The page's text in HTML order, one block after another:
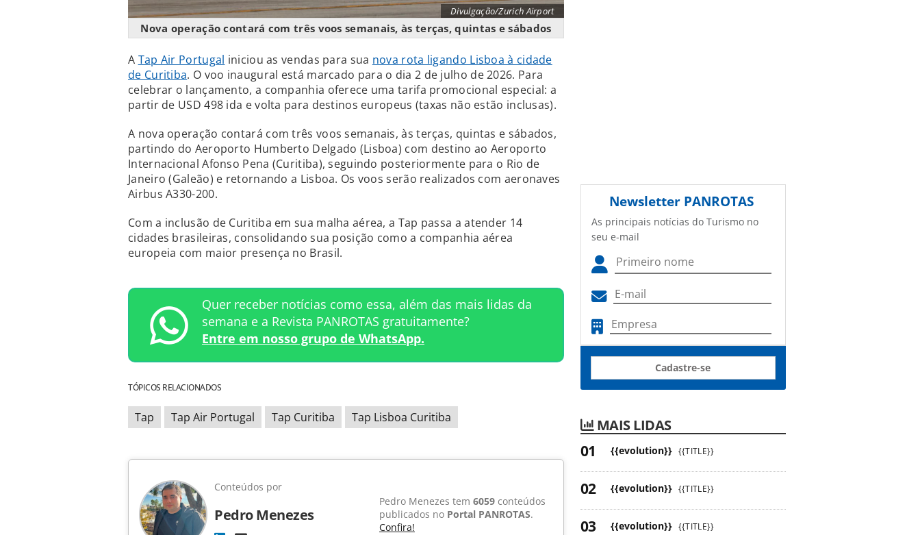
Divulgação/Zurich Airport
Nova operação contará com três voos semanais, às terças, quintas e sábados
A Tap Air Portugal iniciou as vendas para sua nova rota ligando Lisboa à cidade
de Curitiba. O voo inaugural está marcado para o dia 2 de julho de 2026. Para
celebrar o lançamento, a companhia oferece uma tarifa promocional especial: a
partir de USD 498 ida e volta para destinos europeus (taxas não estão inclusas).
A nova operação contará com três voos semanais, às terças, quintas e sábados,
partindo do Aeroporto Humberto Delgado (Lisboa) com destino ao Aeroporto
Internacional Afonso Pena (Curitiba), seguindo posteriormente para o Rio de
Janeiro (Galeão) e retornando a Lisboa. Os voos serão realizados com aeronaves
Airbus A330-200.
Com a inclusão de Curitiba em sua malha aérea, a Tap passa a atender 14
cidades brasileiras, consolidando sua posição como a companhia aérea
europeia com maior presença no Brasil.
Quer receber notícias como essa, além das mais lidas da
semana e a Revista PANROTAS gratuitamente?
Entre em nosso grupo de WhatsApp.
TÓPICOS RELACIONADOS
Tap Tap Air Portugal Tap Curitiba Tap Lisboa Curitiba
Conteúdos por
Pedro Menezes
Pedro Menezes tem 6059 conteúdos
publicados no Portal PANROTAS.
Confira!
Newsletter PANROTAS
As principais notícias do Turismo no
seu e-mail
Cadastre-se
MAIS LIDAS
{{evolution}} {{TITLE}}
{{evolution}} {{TITLE}}
{{evolution}} {{TITLE}}